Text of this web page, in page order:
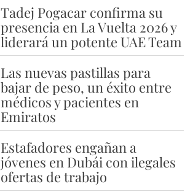
Tadej Pogacar confirma su
presencia en La Vuelta 2026 y
liderará un potente UAE Team
Las nuevas pastillas para
bajar de peso, un éxito entre
médicos y pacientes en
Emiratos
Estafadores engañan a
jóvenes en Dubái con ilegales
ofertas de trabajo